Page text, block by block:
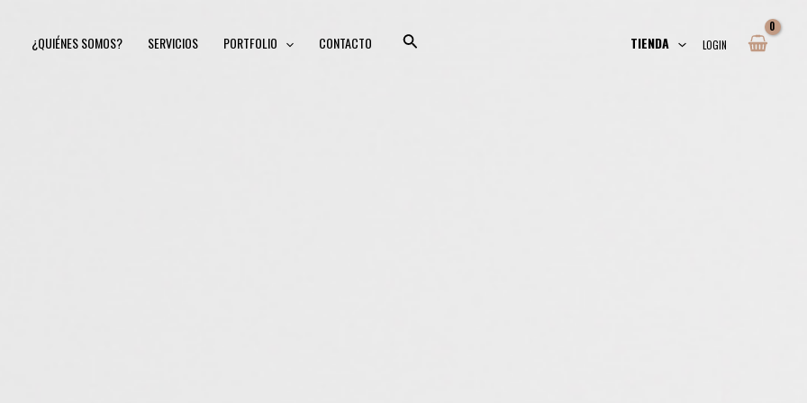
¿QUIÉNES SOMOS? SERVICIOS PORTFOLIO CONTACTO TIENDA LOGIN